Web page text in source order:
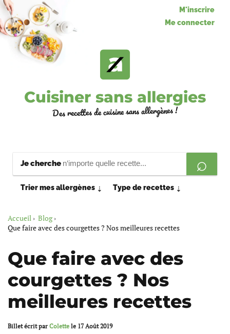
M'inscrire
Me connecter
Cuisiner sans allergies
Des recettes de cuisine sans allergènes !
Je cherche
Trier mes allergènes ⇣ Type de recettes ⇣
Accueil
Blog
Que faire avec des courgettes ? Nos meilleures recettes
Que faire avec des
courgettes ? Nos
meilleures recettes
Billet écrit par Colette le 17 Août 2019